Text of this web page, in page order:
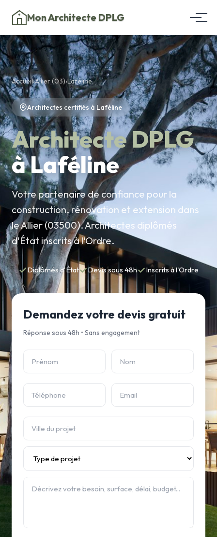
Mon Architecte DPLG
Accueil›Allier (03)›Laféline
Architectes certifiés à Laféline
Architecte DPLG
à Laféline
Votre partenaire de confiance pour la
construction, rénovation et extension dans
le Allier (03500). Architectes diplômés
d'État inscrits à l'Ordre.
✓Diplômés d'État✓Devis sous 48h✓Inscrits à l'Ordre
Demandez votre devis gratuit
Réponse sous 48h • Sans engagement